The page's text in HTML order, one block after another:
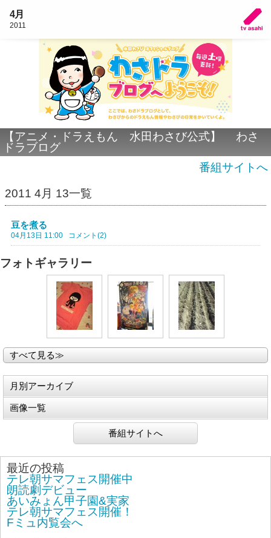
4月
2011
【アニメ・ドラえもん 水田わさび公式】 わさ
ドラブログ
番組サイトへ
2011 4月 13一覧
豆を煮る
04月13日 11:00 コメント(2)
フォトギャラリー
すべて見る≫
月別アーカイブ
画像一覧
番組サイトへ
最近の投稿
テレ朝サマフェス開催中
朗読劇デビュー
あいみょん甲子園&実家
テレ朝サマフェス開催！
Fミュ内覧会へ